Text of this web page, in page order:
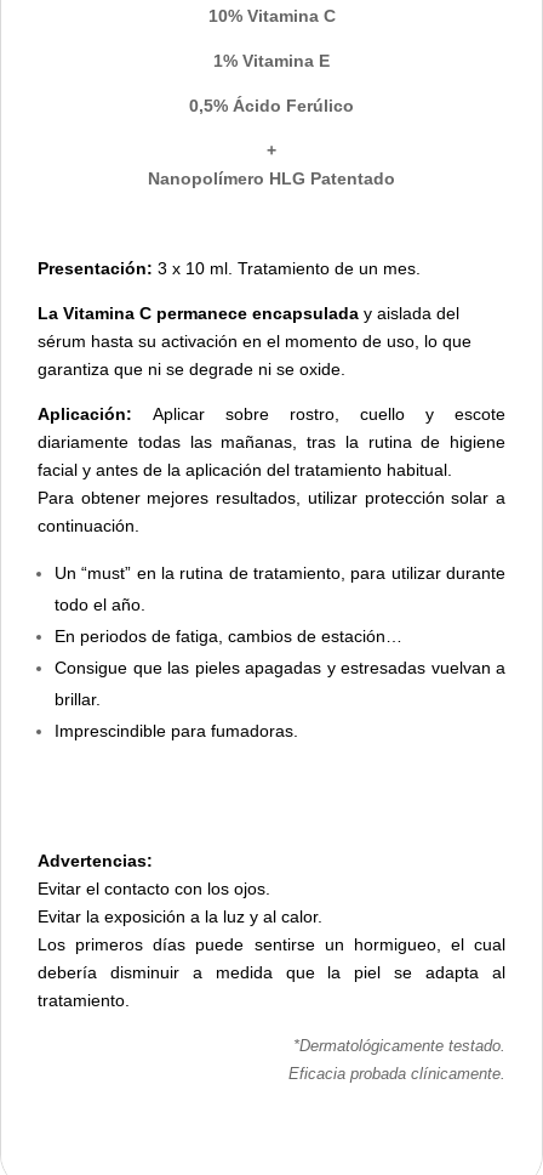
10% Vitamina C
1% Vitamina E
0,5% Ácido Ferúlico
+
Nanopolímero HLG Patentado
Presentación: 3 x 10 ml. Tratamiento de un mes.
La Vitamina C permanece encapsulada y aislada del
sérum hasta su activación en el momento de uso, lo que
garantiza que ni se degrade ni se oxide.
Aplicación: Aplicar sobre rostro, cuello y escote
diariamente todas las mañanas, tras la rutina de higiene
facial y antes de la aplicación del tratamiento habitual.
Para obtener mejores resultados, utilizar protección solar a
continuación.
Un “must” en la rutina de tratamiento, para utilizar durante
todo el año.
En periodos de fatiga, cambios de estación…
Consigue que las pieles apagadas y estresadas vuelvan a
brillar.
Imprescindible para fumadoras.
Advertencias:
Evitar el contacto con los ojos.
Evitar la exposición a la luz y al calor.
Los primeros días puede sentirse un hormigueo, el cual
debería disminuir a medida que la piel se adapta al
tratamiento.
*Dermatológicamente testado.
Eficacia probada clínicamente.